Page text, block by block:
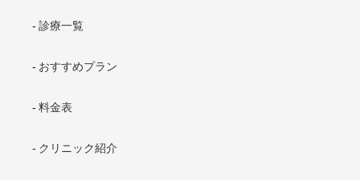
診療一覧
おすすめプラン
料金表
クリニック紹介